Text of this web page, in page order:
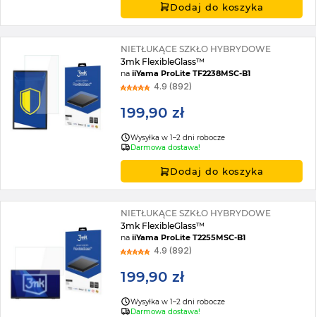
Dodaj do koszyka
NIETŁUKĄCE SZKŁO HYBRYDOWE
3mk FlexibleGlass™
naiiYama ProLite TF2238MSC-B1
4.9 (892)
199,90 zł
Wysyłka w 1–2 dni robocze
Darmowa dostawa!
Dodaj do koszyka
NIETŁUKĄCE SZKŁO HYBRYDOWE
3mk FlexibleGlass™
naiiYama ProLite T2255MSC-B1
4.9 (892)
199,90 zł
Wysyłka w 1–2 dni robocze
Darmowa dostawa!